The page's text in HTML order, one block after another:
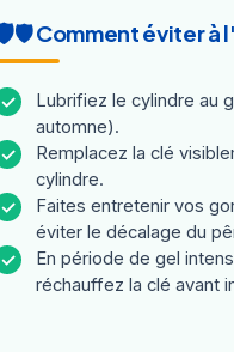
🛡️ Comment éviter à
✓
Lubrifiez le cylindre au
automne).
✓
Remplacez la clé
cylindre.
✓
Faites entretenir vos
éviter le décalage du
✓
En période de gel
réchauffez la clé avant